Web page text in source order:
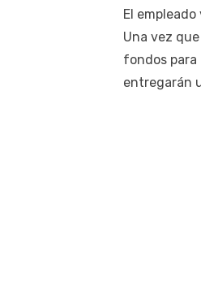
El
Una vez
fondos para
entregarán